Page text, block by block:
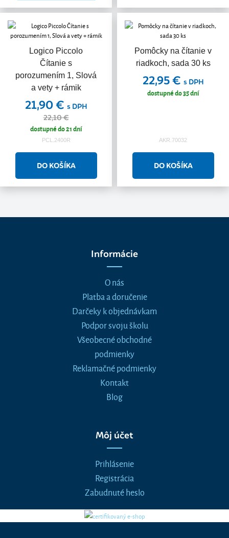
Logico Piccolo
Čítanie s
porozumením 1, Slová
a vety + rámik
21,90 € s DPH
22,10 €
dostupné do 21 dní
PCL.2400R
Pomôcky na čítanie v
riadkoch, sada 30 ks
22,95 € s DPH
dostupné do 35 dní
AKR.70032
Informácie
O nás
Platba a doručenie
Darčeky k objednávkam
Podpor svoju školu
Všeobecné obchodné
podmienky
Reklamačné podmienky
Kontakt
Blog
Môj účet
Prihlásenie
Registrácia
Zabudnuté heslo